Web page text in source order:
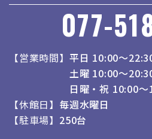
077-
営業時間
平日 10:00～
土曜 10:00～
日曜・祝 10:00
休館日
毎週水曜日
駐車場
250台